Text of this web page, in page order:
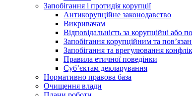
Запобігання і протидія корупції
Антикорупційне законодавство
Викривачам
Відповідальність за корупційні або
Запобігання корупційним та
Запобігання та врегулювання
Правила етичної поведінки
Суб’єктам декларування
Нормативно правова база
Очищення влади